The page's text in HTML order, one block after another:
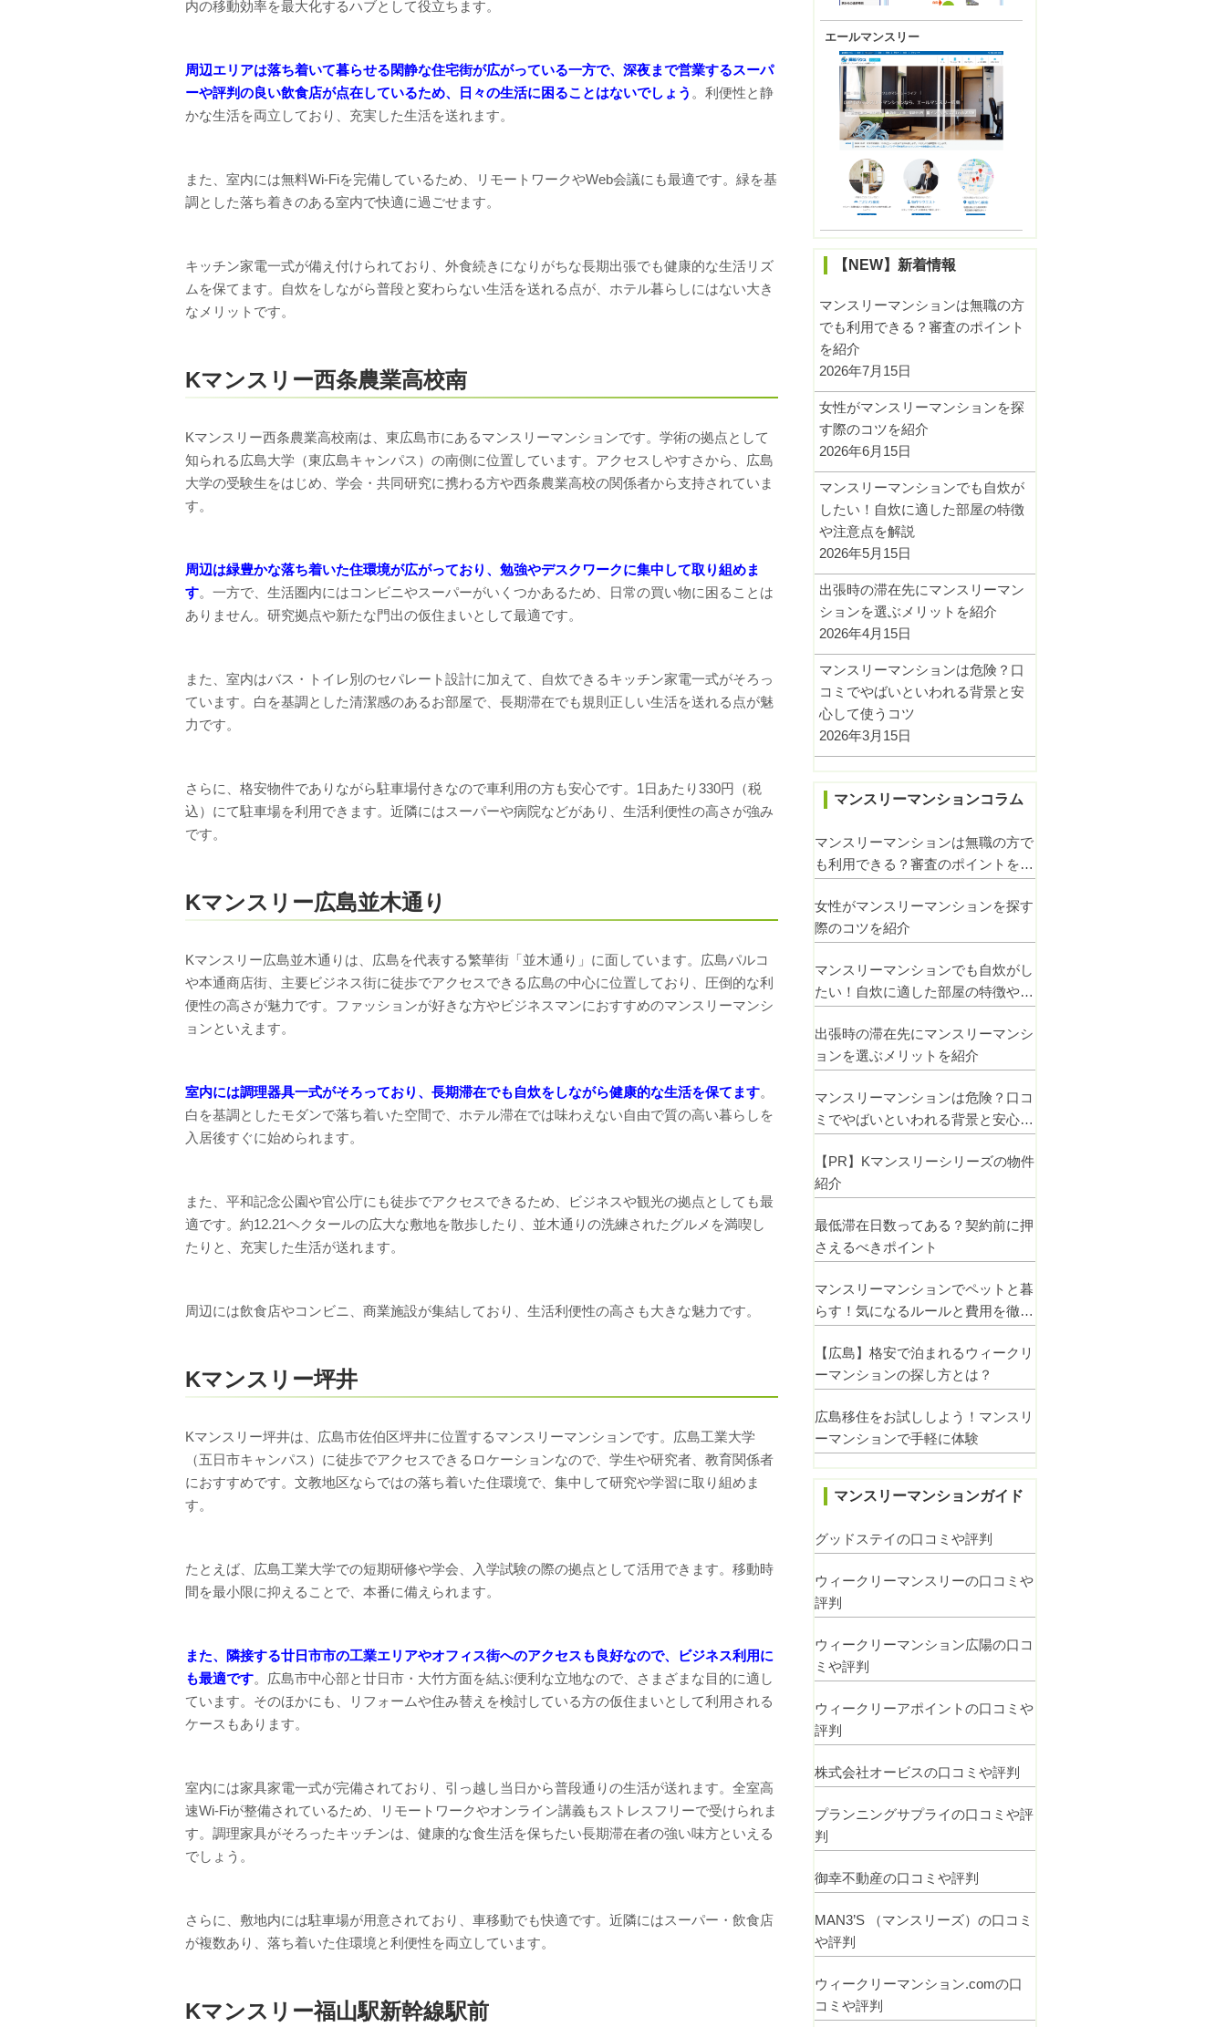
内の移動効率を最大化するハブとして役立ちます。
周辺エリアは落ち着いて暮らせる閑静な住宅街が広がっている一方で、深夜まで営業するスーパ
ーや評判の良い飲食店が点在しているため、日々の生活に困ることはないでしょう 。利便性と静
かな生活を両立しており、充実した生活を送れます。
また、室内には無料Wi-Fiを完備しているため、リモートワークやWeb会議にも最適です。緑を基
調とした落ち着きのある室内で快適に過ごせます。
キッチン家電一式が備え付けられており、外食続きになりがちな長期出張でも健康的な生活リズ
ムを保てます。自炊をしながら普段と変わらない生活を送れる点が、ホテル暮らしにはない大き
なメリットです。
Kマンスリー西条農業高校南
Kマンスリー西条農業高校南は、東広島市にあるマンスリーマンションです。学術の拠点として
知られる広島大学（東広島キャンパス）の南側に位置しています。アクセスしやすさから、広島
大学の受験生をはじめ、学会・共同研究に携わる方や西条農業高校の関係者から支持されていま
す。
周辺は緑豊かな落ち着いた住環境が広がっており、勉強やデスクワークに集中して取り組めま
す。一方で、生活圏内にはコンビニやスーパーがいくつかあるため、日常の買い物に困ることは
ありません。研究拠点や新たな門出の仮住まいとして最適です。
また、室内はバス・トイレ別のセパレート設計に加えて、自炊できるキッチン家電一式がそろっ
ています。白を基調とした清潔感のあるお部屋で、長期滞在でも規則正しい生活を送れる点が魅
力です。
さらに、格安物件でありながら駐車場付きなので車利用の方も安心です。1日あたり330円（税
込）にて駐車場を利用できます。近隣にはスーパーや病院などがあり、生活利便性の高さが強み
です。
Kマンスリー広島並木通り
Kマンスリー広島並木通りは、広島を代表する繁華街「並木通り」に面しています。広島パルコ
や本通商店街、主要ビジネス街に徒歩でアクセスできる広島の中心に位置しており、圧倒的な利
便性の高さが魅力です。ファッションが好きな方やビジネスマンにおすすめのマンスリーマンシ
ョンといえます。
室内には調理器具一式がそろっており、長期滞在でも自炊をしながら健康的な生活を保てます。
白を基調としたモダンで落ち着いた空間で、ホテル滞在では味わえない自由で質の高い暮らしを
入居後すぐに始められます。
また、平和記念公園や官公庁にも徒歩でアクセスできるため、ビジネスや観光の拠点としても最
適です。約12.21ヘクタールの広大な敷地を散歩したり、並木通りの洗練されたグルメを満喫し
たりと、充実した生活が送れます。
周辺には飲食店やコンビニ、商業施設が集結しており、生活利便性の高さも大きな魅力です。
Kマンスリー坪井
Kマンスリー坪井は、広島市佐伯区坪井に位置するマンスリーマンションです。広島工業大学
（五日市キャンパス）に徒歩でアクセスできるロケーションなので、学生や研究者、教育関係者
におすすめです。文教地区ならではの落ち着いた住環境で、集中して研究や学習に取り組めま
す。
たとえば、広島工業大学での短期研修や学会、入学試験の際の拠点として活用できます。移動時
間を最小限に抑えることで、本番に備えられます。
また、隣接する廿日市市の工業エリアやオフィス街へのアクセスも良好なので、ビジネス利用に
も最適です。広島市中心部と廿日市・大竹方面を結ぶ便利な立地なので、さまざまな目的に適し
ています。そのほかにも、リフォームや住み替えを検討している方の仮住まいとして利用される
ケースもあります。
室内には家具家電一式が完備されており、引っ越し当日から普段通りの生活が送れます。全室高
速Wi-Fiが整備されているため、リモートワークやオンライン講義もストレスフリーで受けられま
す。調理家具がそろったキッチンは、健康的な食生活を保ちたい長期滞在者の強い味方といえる
でしょう。
さらに、敷地内には駐車場が用意されており、車移動でも快適です。近隣にはスーパー・飲食店
が複数あり、落ち着いた住環境と利便性を両立しています。
Kマンスリー福山駅新幹線駅前
エールマンスリー
【NEW】新着情報
マンスリーマンションは無職の方
でも利用できる？審査のポイント
を紹介
2026年7月15日
女性がマンスリーマンションを探
す際のコツを紹介
2026年6月15日
マンスリーマンションでも自炊が
したい！自炊に適した部屋の特徴
や注意点を解説
2026年5月15日
出張時の滞在先にマンスリーマン
ションを選ぶメリットを紹介
2026年4月15日
マンスリーマンションは危険？口
コミでやばいといわれる背景と安
心して使うコツ
2026年3月15日
マンスリーマンションコラム
マンスリーマンションは無職の方で
も利用できる？審査のポイントを紹
女性がマンスリーマンションを探す
際のコツを紹介
マンスリーマンションでも自炊がし
たい！自炊に適した部屋の特徴や注
出張時の滞在先にマンスリーマンシ
ョンを選ぶメリットを紹介
マンスリーマンションは危険？口コ
ミでやばいといわれる背景と安心し
【PR】Kマンスリーシリーズの物件
紹介
最低滞在日数ってある？契約前に押
さえるべきポイント
マンスリーマンションでペットと暮
らす！気になるルールと費用を徹底
【広島】格安で泊まれるウィークリ
ーマンションの探し方とは？
広島移住をお試ししよう！マンスリ
ーマンションで手軽に体験
マンスリーマンションガイド
グッドステイの口コミや評判
ウィークリーマンスリーの口コミや
評判
ウィークリーマンション広陽の口コ
ミや評判
ウィークリーアポイントの口コミや
評判
株式会社オービスの口コミや評判
プランニングサプライの口コミや評
判
御幸不動産の口コミや評判
MAN3’S （マンスリーズ）の口コミ
や評判
ウィークリーマンション.comの口
コミや評判